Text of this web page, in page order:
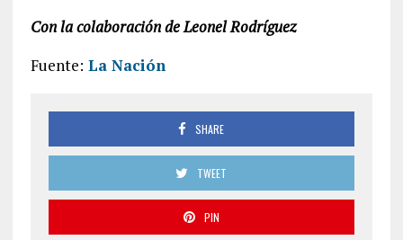
Con la colaboración de Leonel Rodríguez
Fuente: La Nación
SHARE
TWEET
PIN